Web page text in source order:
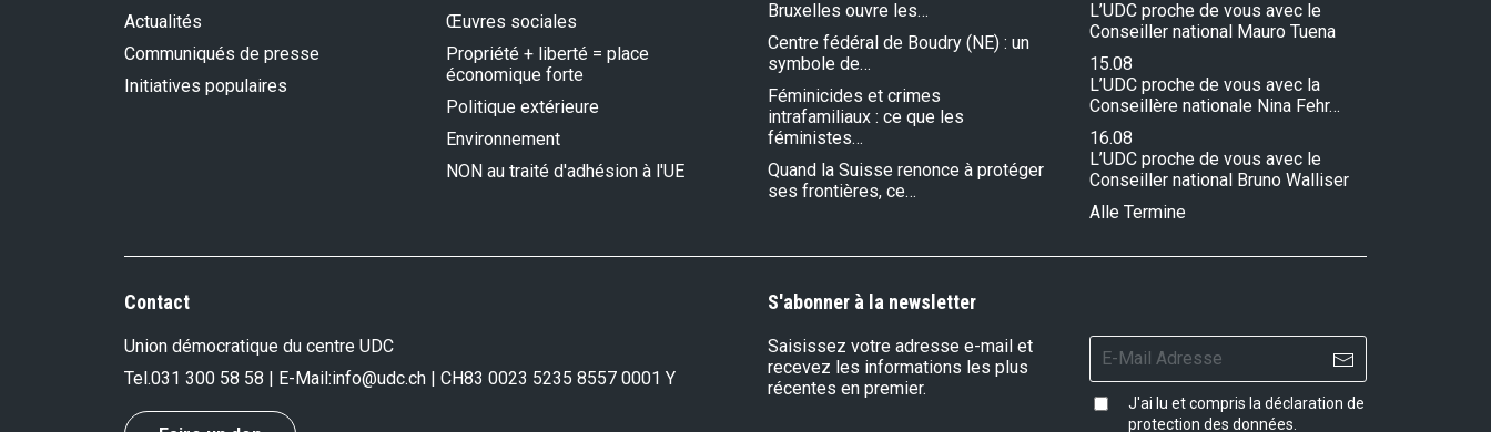
Actualités
Communiqués de presse
Initiatives populaires
Œuvres sociales
Propriété + liberté = place
économique forte
Politique extérieure
Environnement
NON au traité d'adhésion à l'UE
Bruxelles ouvre les…
Centre fédéral de Boudry (NE) : un
symbole de…
Féminicides et crimes
intrafamiliaux : ce que les
féministes…
Quand la Suisse renonce à protéger
ses frontières, ce…
L’UDC proche de vous avec le
Conseiller national Mauro Tuena
15.08
L’UDC proche de vous avec la
Conseillère nationale Nina Fehr…
16.08
L’UDC proche de vous avec le
Conseiller national Bruno Walliser
Alle Termine
Contact
Union démocratique du centre UDC
Tel.031 300 58 58 | E-Mail:info@udc.ch | CH83 0023 5235 8557 0001 Y
S'abonner à la newsletter
Saisissez votre adresse e-mail et
recevez les informations les plus
récentes en premier.
J'ai lu et compris ladéclaration de
protection des données.